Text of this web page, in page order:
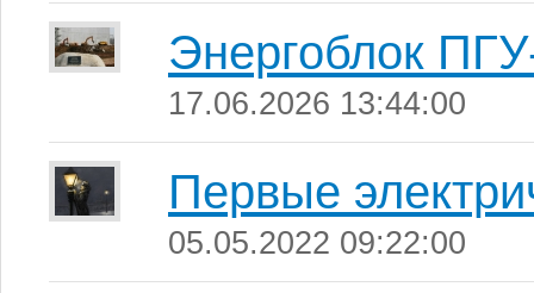
Энергоблок
17.06.2026 13:44:00
Первые
05.05.2022 09:22:00